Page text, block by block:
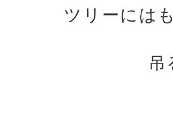
ツリーには